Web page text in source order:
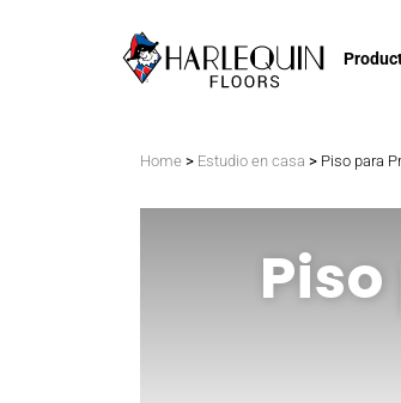
Tarimas Flexibles
Home > Estudio en casa >